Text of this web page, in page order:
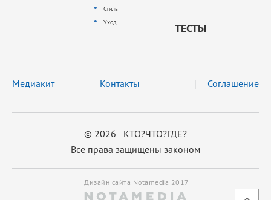
Стиль
Уход
ТЕСТЫ
© 2026 КТО?ЧТО?ГДЕ?
Все права защищены законом
Медиакит Контакты Соглашение
Дизайн сайта Notamedia 2017